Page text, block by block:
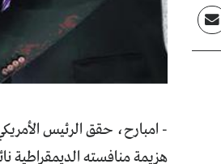
- امبارح، حقق الرئيس
هزيمة منافسته الديمقراطية